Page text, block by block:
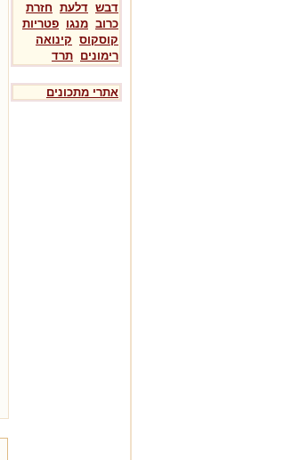
דבש דלעת חזרת
כרוב מנגו פטריות
קוסקוס קינואה
רימונים תרד
אתרי מתכונים